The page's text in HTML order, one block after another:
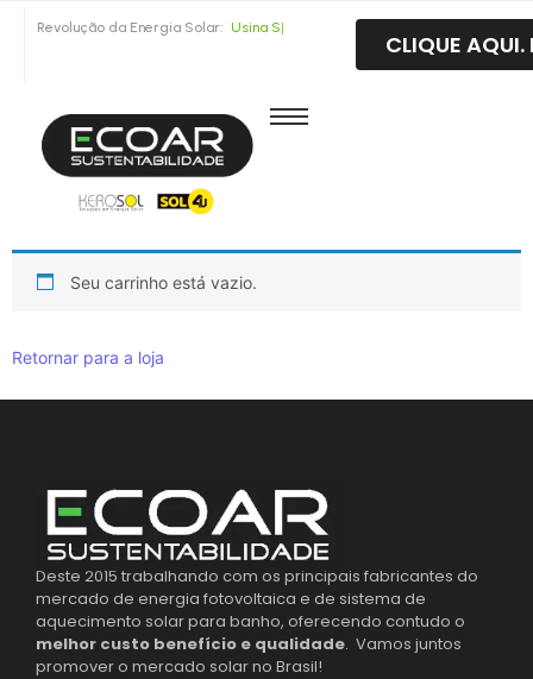
Revolução da Energia Solar: Usina So
CLIQUE
Seu carrinho está vazio.
Retornar para a loja
Deste 2015 trabalhando com os principais fabricantes do
mercado de energia fotovoltaica e de sistema de
aquecimento solar para banho, oferecendo contudo o
melhor custo benefício e qualidade. Vamos juntos
promover o mercado solar no Brasil!